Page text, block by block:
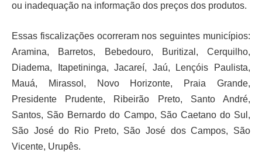
ou inadequação na informação dos preços dos produtos.
Essas fiscalizações ocorreram nos seguintes municípios:
Aramina, Barretos, Bebedouro, Buritizal, Cerquilho,
Diadema, Itapetininga, Jacareí, Jaú, Lençóis Paulista,
Mauá, Mirassol, Novo Horizonte, Praia Grande,
Presidente Prudente, Ribeirão Preto, Santo André,
Santos, São Bernardo do Campo, São Caetano do Sul,
São José do Rio Preto, São José dos Campos, São
Vicente, Urupês.